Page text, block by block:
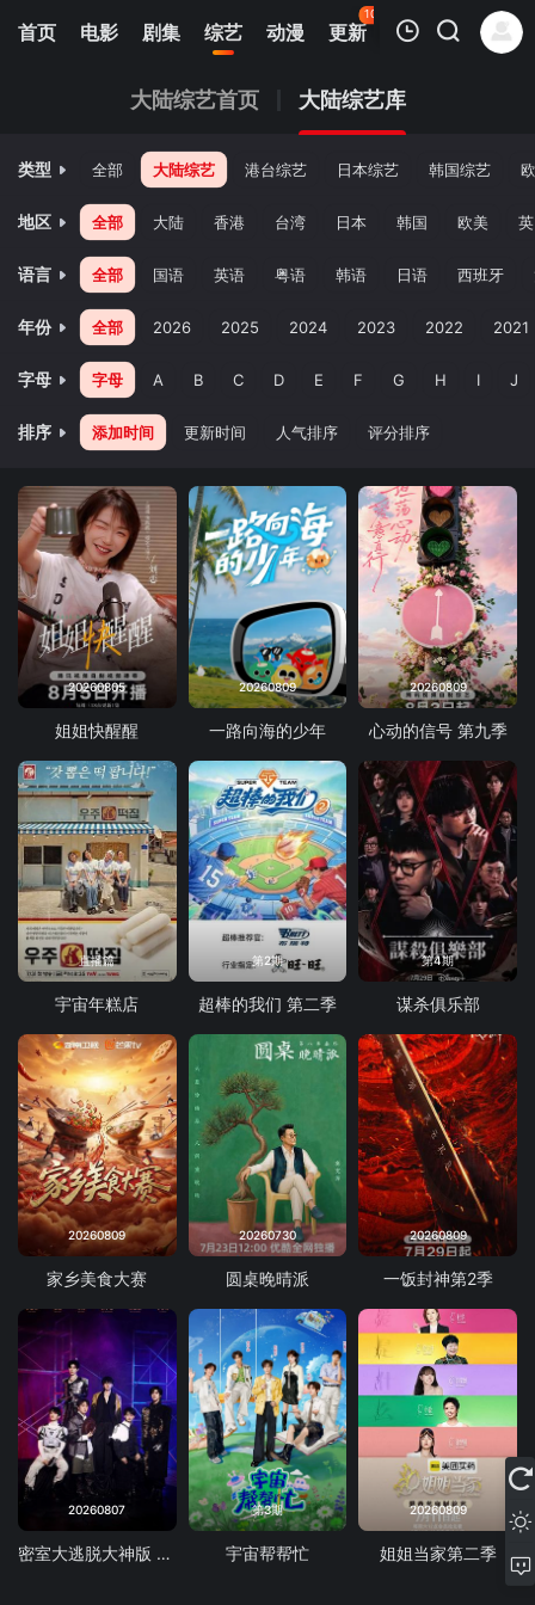
首页 电影 剧集 综艺 动漫 更新
108
热榜 APP
我的观影记录
暂无观看影片的记录
大陆综艺首页 大陆综艺库
类型 全部 大陆综艺 港台综艺 日本综艺 韩国综艺
地区 全部 大陆 香港 台湾 日本 韩国 欧美
语言 全部 国语 英语 粤语 韩语 日语 西班牙
年份 全部 2026 2025 2024 2023 2022 2021
字母 字母 A B C D E F G H I J
排序 添加时间 更新时间 人气排序 评分排序
20260805
姐姐快醒醒
20260809
一路向海的少年
20260809
心动的信号 第九季
直播篇
宇宙年糕店
第2期
超棒的我们 第二季
第4期
谋杀俱乐部
20260809
家乡美食大赛
20260730
圆桌晚晴派
20260809
一饭封神第2季
20260807
密室大逃脱大神版 第八季
第3期
宇宙帮帮忙
20260809
姐姐当家第二季